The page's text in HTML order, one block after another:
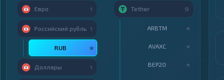
Евро 1
Российский рубль 1
RUB ★
Доллары 1
Tether 9
ARBTM ★
AVAXC ★
BEP20 ★